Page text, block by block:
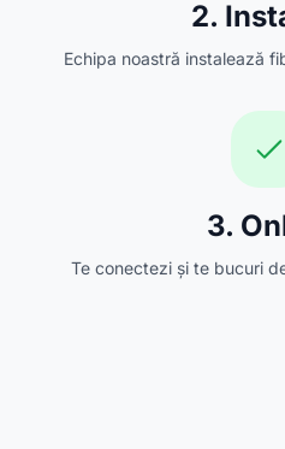
2.
Echipa noastră instalează
3.
Te conectezi și te bucuri